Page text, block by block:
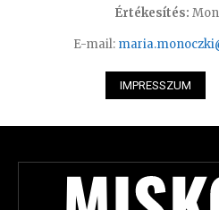
Értékesítés:
E-mail:
IMPRESSZUM